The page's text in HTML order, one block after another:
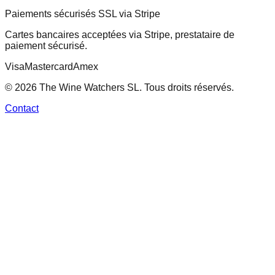
Paiements sécurisés SSL via Stripe
Cartes bancaires acceptées via Stripe, prestataire de
paiement sécurisé.
VisaMastercardAmex
© 2026 The Wine Watchers SL. Tous droits réservés.
Contact